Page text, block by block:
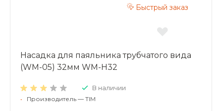
Быстрый заказ
Насадка для паяльника трубчатого вида
(WM-05) 32мм WM-H32
В наличии
• Производитель — TIM